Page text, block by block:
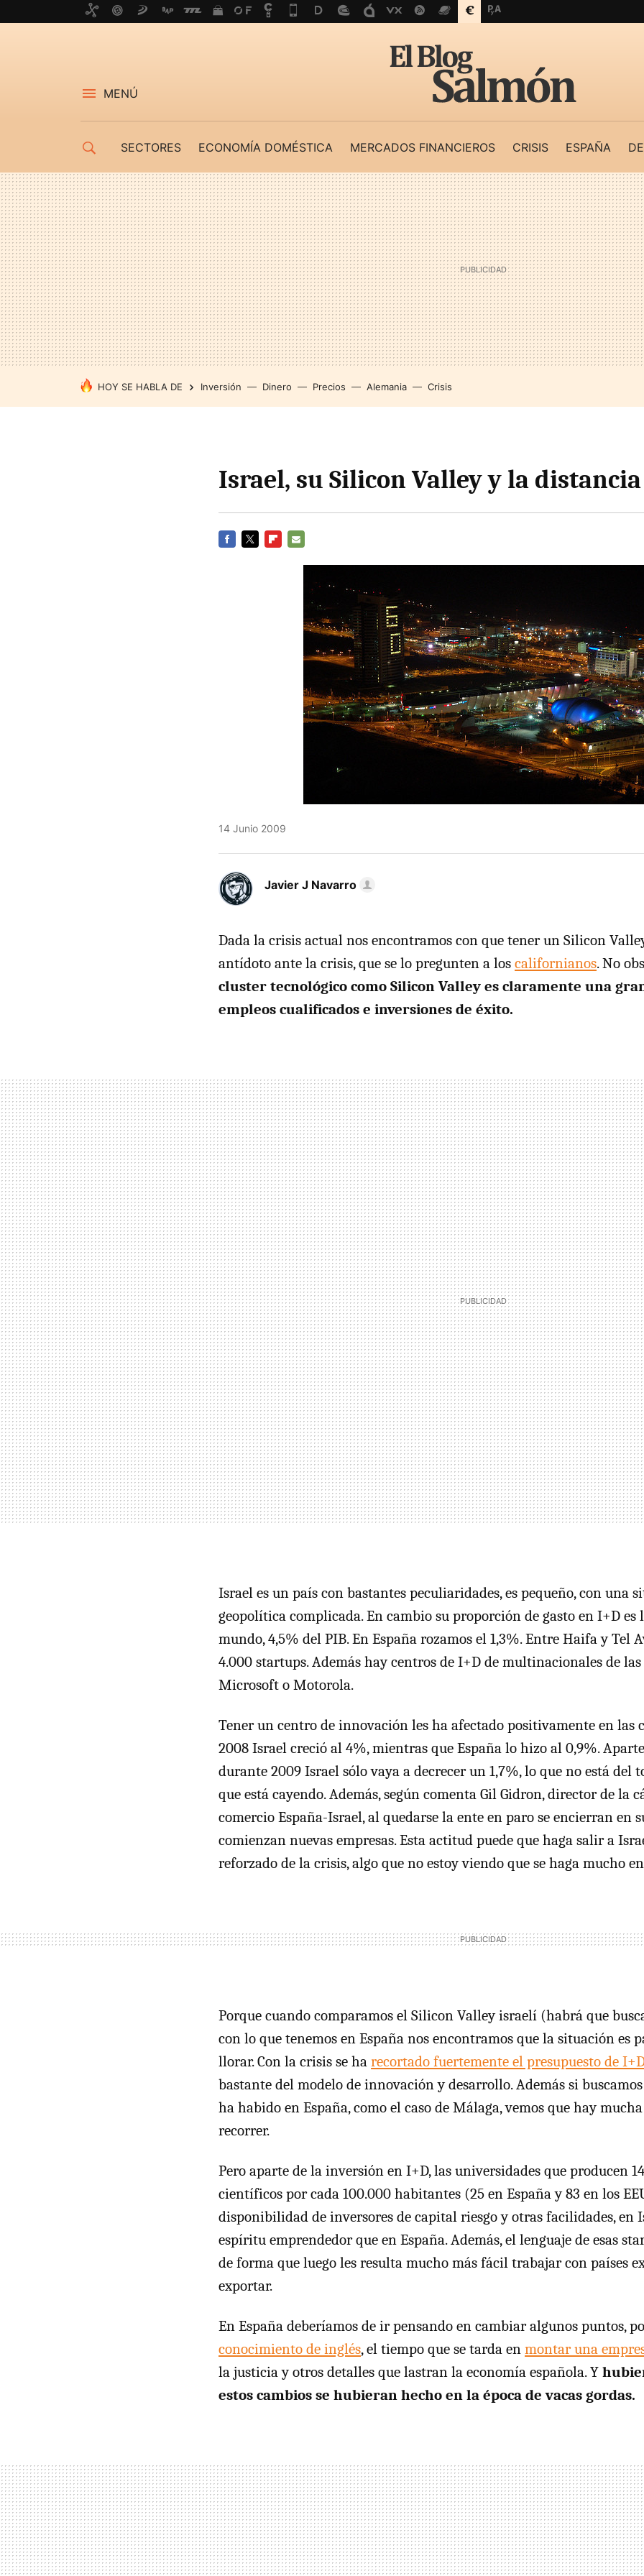
MENÚ
SECTORES ECONOMÍA DOMÉSTICA MERCADOS FINANCIEROS CRISIS ESPAÑA
HOY SE HABLA DE Inversión Dinero Precios Alemania Crisis
Israel, su Silicon Valley y la distancia
14 Junio 2009
Javier J Navarro
Dada la crisis actual nos encontramos con que tener un Silicon
antídoto ante la crisis, que se lo pregunten a los californianos. No
cluster tecnológico como Silicon Valley es claramente una
empleos cualificados e inversiones de éxito.
Israel es un país con bastantes peculiaridades, es pequeño, con una
geopolítica complicada. En cambio su proporción de gasto en I+D es
mundo, 4,5% del PIB. En España rozamos el 1,3%. Entre Haifa y Tel
4.000 startups. Además hay centros de I+D de multinacionales de
Microsoft o Motorola.
Tener un centro de innovación les ha afectado positivamente en las
2008 Israel creció al 4%, mientras que España lo hizo al 0,9%.
durante 2009 Israel sólo vaya a decrecer un 1,7%, lo que no está del
que está cayendo. Además, según comenta Gil Gidron, director de la
comercio España-Israel, al quedarse la ente en paro se encierran en
comienzan nuevas empresas. Esta actitud puede que haga salir a
reforzado de la crisis, algo que no estoy viendo que se haga mucho
Porque cuando comparamos el Silicon Valley israelí (habrá que
con lo que tenemos en España nos encontramos que la situación es
llorar. Con la crisis se ha recortado fuertemente el presupuesto de I+D
bastante del modelo de innovación y desarrollo. Además si
ha habido en España, como el caso de Málaga, vemos que hay
recorrer.
Pero aparte de la inversión en I+D, las universidades que producen
científicos por cada 100.000 habitantes (25 en España y 83 en los
disponibilidad de inversores de capital riesgo y otras facilidades, en
espíritu emprendedor que en España. Además, el lenguaje de esas
de forma que luego les resulta mucho más fácil trabajar con países
exportar.
En España deberíamos de ir pensando en cambiar algunos puntos,
conocimiento de inglés, el tiempo que se tarda en montar una
la justicia y otros detalles que lastran la economía española. Y
estos cambios se hubieran hecho en la época de vacas gordas.